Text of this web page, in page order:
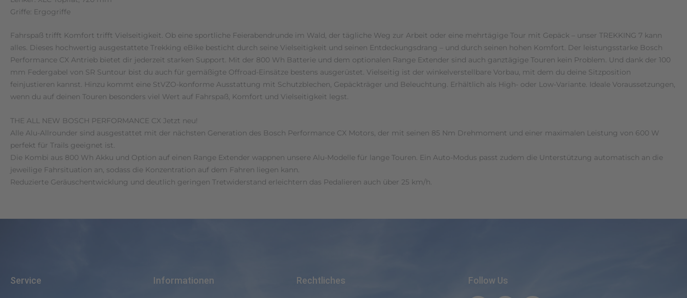
Griffe: Ergogriffe
Fahrspaß trifft Komfort trifft Vielseitigkeit. Ob eine sportliche Feierabendrunde im Wald, der tägliche Weg zur Arbeit oder eine mehrtägige Tour mit Gepäck – unser TREKKING 7 kann
alles. Dieses hochwertig ausgestattete Trekking eBike besticht durch seine Vielseitigkeit und seinen Entdeckungsdrang – und durch seinen hohen Komfort. Der leistungsstarke Bosch
Performance CX Antrieb bietet dir jederzeit starken Support. Mit der 800 Wh Batterie und dem optionalen Range Extender sind auch ganztägige Touren kein Problem. Und dank der 100
mm Federgabel von SR Suntour bist du auch für gemäßigte Offroad-Einsätze bestens ausgerüstet. Vielseitig ist der winkelverstellbare Vorbau, mit dem du deine Sitzposition
feinjustieren kannst. Hinzu kommt eine StVZO-konforme Ausstattung mit Schutzblechen, Gepäckträger und Beleuchtung. Erhältlich als High- oder Low-Variante. Ideale Voraussetzungen,
wenn du auf deinen Touren besonders viel Wert auf Fahrspaß, Komfort und Vielseitigkeit legst.
THE ALL NEW BOSCH PERFORMANCE CX Jetzt neu!
Alle Alu-Allrounder sind ausgestattet mit der nächsten Generation des Bosch Performance CX Motors, der mit seinen 85 Nm Drehmoment und einer maximalen Leistung von 600 W
perfekt für Trails geeignet ist.
Die Kombi aus 800 Wh Akku und Option auf einen Range Extender wappnen unsere Alu-Modelle für lange Touren. Ein Auto-Modus passt zudem die Unterstützung automatisch an die
jeweilige Fahrsituation an, sodass die Konzentration auf dem Fahren liegen kann.
Reduzierte Geräuschentwicklung und deutlich geringen Tretwiderstand erleichtern das Pedalieren auch über 25 km/h.
Service Informationen Rechtliches Follow Us